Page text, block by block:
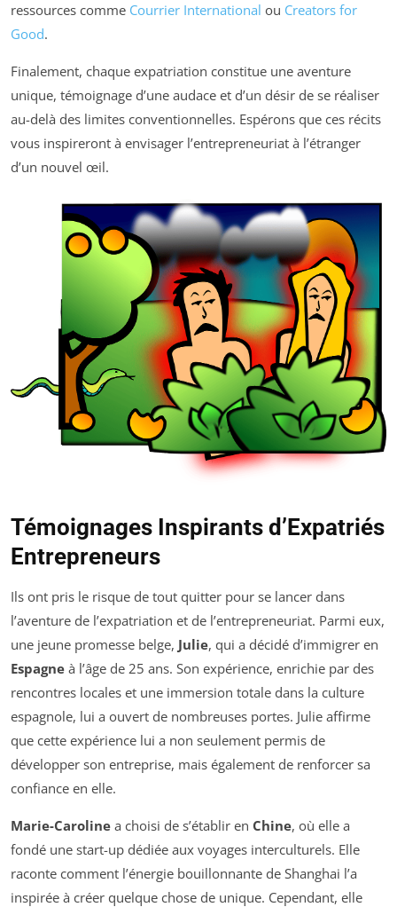
ressources comme Courrier International ou Creators for
Good.
Finalement, chaque expatriation constitue une aventure
unique, témoignage d’une audace et d’un désir de se réaliser
au-delà des limites conventionnelles. Espérons que ces récits
vous inspireront à envisager l’entrepreneuriat à l’étranger
d’un nouvel œil.
Témoignages Inspirants d’Expatriés
Entrepreneurs
Ils ont pris le risque de tout quitter pour se lancer dans
l’aventure de l’expatriation et de l’entrepreneuriat. Parmi eux,
une jeune promesse belge, Julie, qui a décidé d’immigrer en
Espagne à l’âge de 25 ans. Son expérience, enrichie par des
rencontres locales et une immersion totale dans la culture
espagnole, lui a ouvert de nombreuses portes. Julie affirme
que cette expérience lui a non seulement permis de
développer son entreprise, mais également de renforcer sa
confiance en elle.
Marie-Caroline a choisi de s’établir en Chine, où elle a
fondé une start-up dédiée aux voyages interculturels. Elle
raconte comment l’énergie bouillonnante de Shanghai l’a
inspirée à créer quelque chose de unique. Cependant, elle